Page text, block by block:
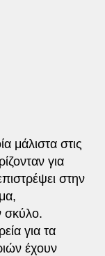
μάλιστα στις
για
στην
σκύλο.
για τα
έχουν